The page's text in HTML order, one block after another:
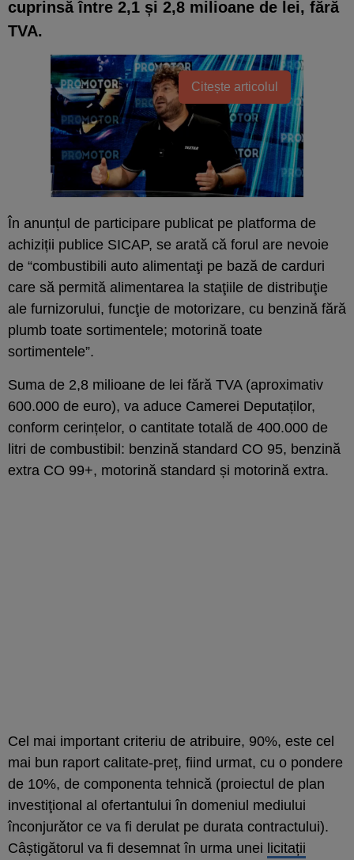
cuprinsă între 2,1 și 2,8 milioane de lei, fără
TVA.
Citește articolul
În anunțul de participare publicat pe platforma de
achiziții publice SICAP, se arată că forul are nevoie
de “combustibili auto alimentaţi pe bază de carduri
care să permită alimentarea la staţiile de distribuţie
ale furnizorului, funcţie de motorizare, cu benzină fără
plumb toate sortimentele; motorină toate
sortimentele”.
Suma de 2,8 milioane de lei fără TVA (aproximativ
600.000 de euro), va aduce Camerei Deputaților,
conform cerințelor, o cantitate totală de 400.000 de
litri de combustibil: benzină standard CO 95, benzină
extra CO 99+, motorină standard și motorină extra.
Cel mai important criteriu de atribuire, 90%, este cel
mai bun raport calitate-preț, fiind urmat, cu o pondere
de 10%, de componenta tehnică (proiectul de plan
investiţional al ofertantului în domeniul mediului
înconjurător ce va fi derulat pe durata contractului).
Câștigătorul va fi desemnat în urma unei licitații